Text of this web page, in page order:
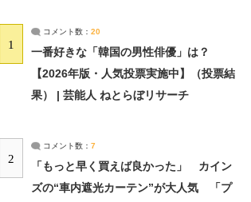
1
コメント数： 20
一番好きな「韓国の男性俳優」は？
【2026年版・人気投票実施中】（投票結
果） | 芸能人 ねとらぼリサーチ
2
コメント数： 7
「もっと早く買えば良かった」 カイン
ズの“車内遮光カーテン”が大人気 「プ